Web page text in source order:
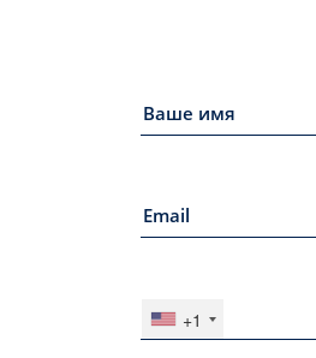
+1